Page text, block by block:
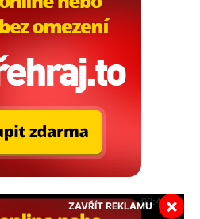
ZAVŘÍT REKLAMU ×